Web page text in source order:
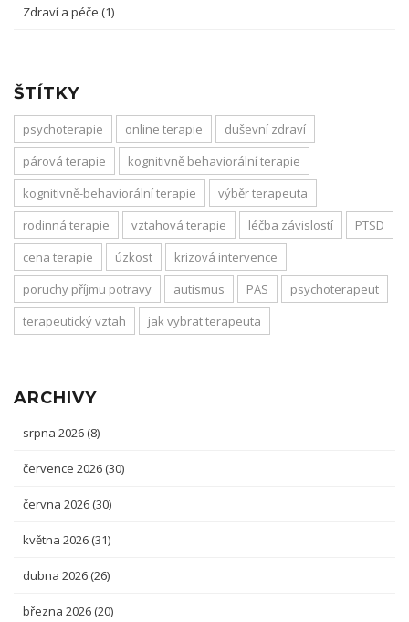
Zdraví a péče (1)
ŠTÍTKY
psychoterapie online terapie
duševní zdraví
párová terapie
kognitivně behaviorální terapie
kognitivně-behaviorální terapie
výběr terapeuta
rodinná terapie
vztahová terapie léčba závislostí
PTSD
cena terapie
úzkost
krizová intervence
poruchy příjmu potravy
autismus PAS
psychoterapeut
terapeutický vztah
jak vybrat terapeuta
ARCHIVY
srpna 2026 (8)
července 2026 (30)
června 2026 (30)
května 2026 (31)
dubna 2026 (26)
března 2026 (20)